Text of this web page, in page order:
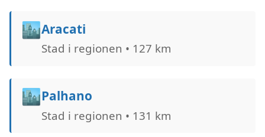
🏙️Aracati
Stad i regionen • 127 km
🏙️Palhano
Stad i regionen • 131 km